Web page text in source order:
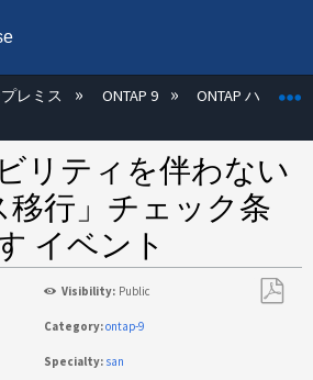
層を展開/折りたたむ
レミス ONTAP 9 ONTAP ハード
リティを伴わない
移行」チェック条
イベント
Visibility: Public
Category:ontap-9
Specialty: san